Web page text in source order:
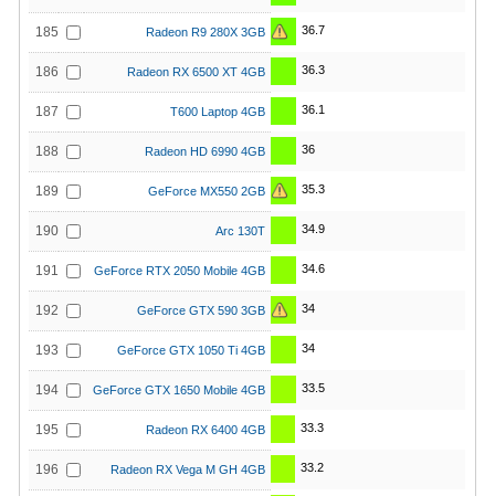
185 Radeon R9 280X 3GB 36.7
186 Radeon RX 6500 XT 4GB 36.3
187 T600 Laptop 4GB 36.1
188 Radeon HD 6990 4GB 36
189 GeForce MX550 2GB 35.3
190 Arc 130T 34.9
191 GeForce RTX 2050 Mobile 4GB 34.6
192 GeForce GTX 590 3GB 34
193 GeForce GTX 1050 Ti 4GB 34
194 GeForce GTX 1650 Mobile 4GB 33.5
195 Radeon RX 6400 4GB 33.3
196 Radeon RX Vega M GH 4GB 33.2